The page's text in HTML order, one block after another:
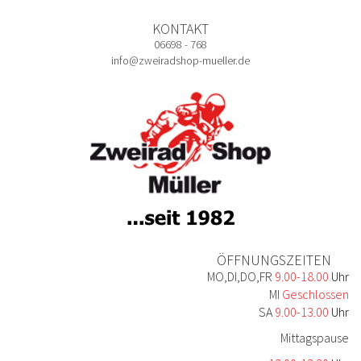
KONTAKT
06698 - 768
info@zweiradshop-mueller.de
ÖFFNUNGSZEITEN
MO,DI,DO,FR 9.00-18.00 Uhr
MI Geschlossen
SA9.00-13.00 Uhr
Mittagspause